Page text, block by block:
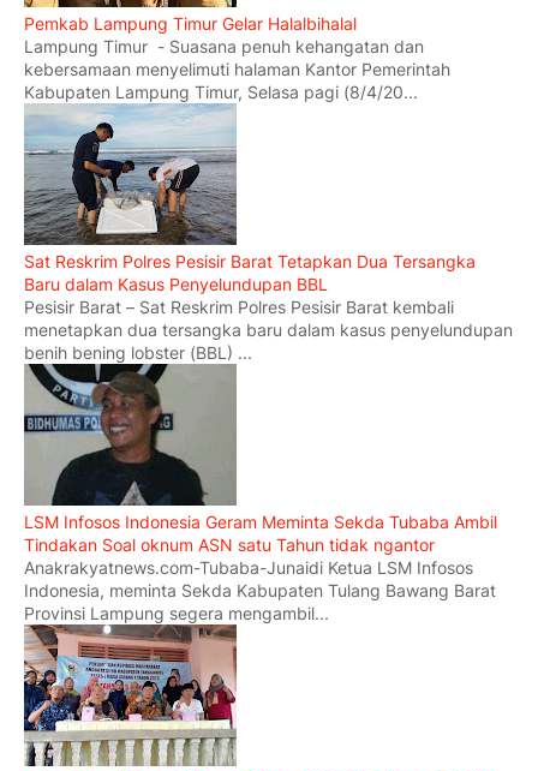
Pemkab Lampung Timur Gelar Halalbihalal
Lampung Timur - Suasana penuh kehangatan dan
kebersamaan menyelimuti halaman Kantor Pemerintah
Kabupaten Lampung Timur, Selasa pagi (8/4/20...
Sat Reskrim Polres Pesisir Barat Tetapkan Dua Tersangka
Baru dalam Kasus Penyelundupan BBL
Pesisir Barat – Sat Reskrim Polres Pesisir Barat kembali
menetapkan dua tersangka baru dalam kasus penyelundupan
benih bening lobster (BBL) ...
LSM Infosos Indonesia Geram Meminta Sekda Tubaba Ambil
Tindakan Soal oknum ASN satu Tahun tidak ngantor
Anakrakyatnews.com-Tubaba-Junaidi Ketua LSM Infosos
Indonesia, meminta Sekda Kabupaten Tulang Bawang Barat
Provinsi Lampung segera mengambil...